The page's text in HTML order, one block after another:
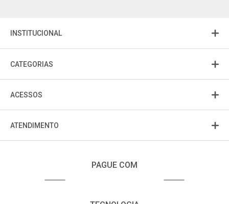
INSTITUCIONAL
CATEGORIAS
ACESSOS
ATENDIMENTO
PAGUE COM